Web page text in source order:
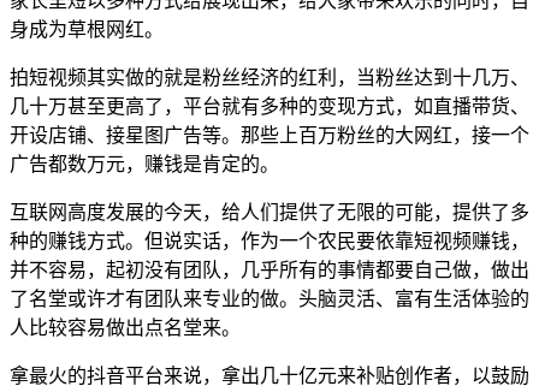
身成为草根网红。
拍短视频其实做的就是粉丝经济的红利，当粉丝达到十几万、
几十万甚至更高了，平台就有多种的变现方式，如直播带货、
开设店铺、接星图广告等。那些上百万粉丝的大网红，接一个
广告都数万元，赚钱是肯定的。
互联网高度发展的今天，给人们提供了无限的可能，提供了多
种的赚钱方式。但说实话，作为一个农民要依靠短视频赚钱，
并不容易，起初没有团队，几乎所有的事情都要自己做，做出
了名堂或许才有团队来专业的做。头脑灵活、富有生活体验的
人比较容易做出点名堂来。
拿最火的抖音平台来说，拿出几十亿元来补贴创作者，以鼓励